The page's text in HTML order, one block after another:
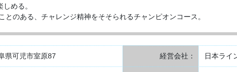
める。
とのある、チャレンジ精神をそそられるチャンピオンコース。
県可児市室原87 経営会社： 日本ライ